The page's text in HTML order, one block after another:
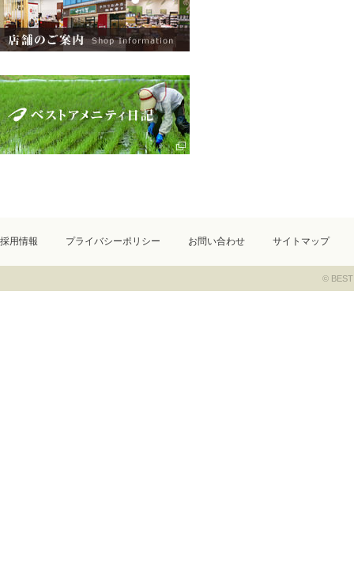
採用情報 プライバシーポリシー お問い合わせ サイトマップ
© BEST